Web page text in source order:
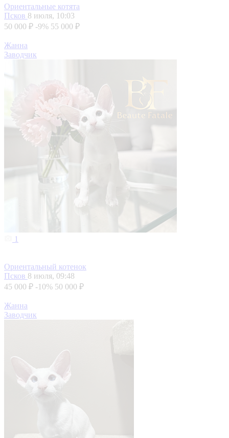
Ориентальные котята
Псков 8 июля, 10:03
50 000 ₽ -9% 55 000 ₽
Жанна
Заводчик
1
Ориентальный котенок
Псков 8 июля, 09:48
45 000 ₽ -10% 50 000 ₽
Жанна
Заводчик